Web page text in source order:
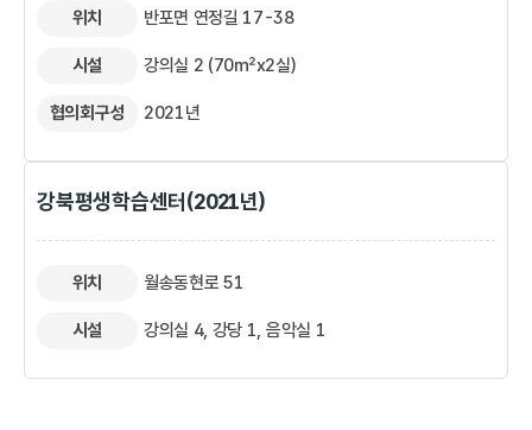
위치 반포면 연정길 17-38
시설 강의실 2 (70㎡x2실)
협의회구성 2021년
강북평생학습센터(2021년)
위치 월송동현로 51
시설 강의실 4, 강당 1, 음악실 1